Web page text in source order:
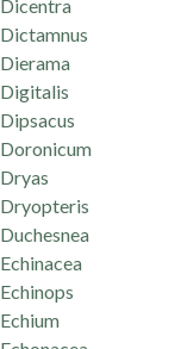
Dicentra
Dictamnus
Dierama
Digitalis
Dipsacus
Doronicum
Dryas
Dryopteris
Duchesnea
Echinacea
Echinops
Echium